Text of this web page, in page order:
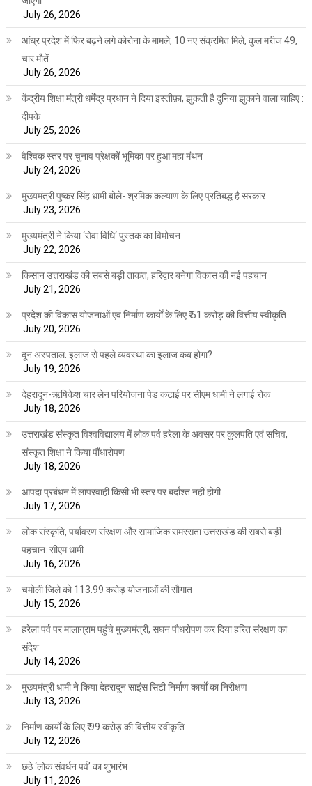
July 26, 2026
आंध्र प्रदेश में फिर बढ़ने लगे कोरोना के मामले, 10 नए संक्रमित मिले, कुल मरीज 49,
चार मौतें
July 26, 2026
केंद्रीय शिक्षा मंत्री धर्मेंद्र प्रधान ने दिया इस्तीफ़ा, झुकती है दुनिया झुकाने वाला चाहिए :
दीपके
July 25, 2026
वैश्विक स्तर पर चुनाव प्रेक्षकों भूमिका पर हुआ महा मंथन
July 24, 2026
मुख्यमंत्री पुष्कर सिंह धामी बोले- श्रमिक कल्याण के लिए प्रतिबद्ध है सरकार
July 23, 2026
मुख्यमंत्री ने किया ‘सेवा विधि‘ पुस्तक का विमोचन
July 22, 2026
किसान उत्तराखंड की सबसे बड़ी ताकत, हरिद्वार बनेगा विकास की नई पहचान
July 21, 2026
प्रदेश की विकास योजनाओं एवं निर्माण कार्यों के लिए ₹ 51 करोड़ की वित्तीय स्वीकृति
July 20, 2026
दून अस्पताल: इलाज से पहले व्यवस्था का इलाज कब होगा?
July 19, 2026
देहरादून-ऋषिकेश चार लेन परियोजना पेड़ कटाई पर सीएम धामी ने लगाई रोक
July 18, 2026
उत्तराखंड संस्कृत विश्वविद्यालय में लोक पर्व हरेला के अवसर पर कुलपति एवं सचिव,
संस्कृत शिक्षा ने किया पौंधारोपण
July 18, 2026
आपदा प्रबंधन में लापरवाही किसी भी स्तर पर बर्दाश्त नहीं होगी
July 17, 2026
लोक संस्कृति, पर्यावरण संरक्षण और सामाजिक समरसता उत्तराखंड की सबसे बड़ी
पहचान: सीएम धामी
July 16, 2026
चमोली जिले को 113.99 करोड़ योजनाओं की सौगात
July 15, 2026
हरेला पर्व पर मालाग्राम पहुंचे मुख्यमंत्री, सघन पौधरोपण कर दिया हरित संरक्षण का
संदेश
July 14, 2026
मुख्यमंत्री धामी ने किया देहरादून साइंस सिटी निर्माण कार्यों का निरीक्षण
July 13, 2026
निर्माण कार्यों के लिए ₹ 99 करोड़ की वित्तीय स्वीकृति
July 12, 2026
छठे ‘लोक संवर्धन पर्व’ का शुभारंभ
July 11, 2026